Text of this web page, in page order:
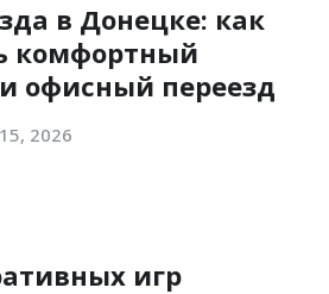
в Донецке: как
комфортный
офисный переезд
2026
игр